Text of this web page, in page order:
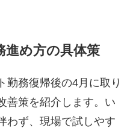
進め方の具体策
勤務復帰後の4月に取り
善策を紹介します。い
わず、現場で試しやす